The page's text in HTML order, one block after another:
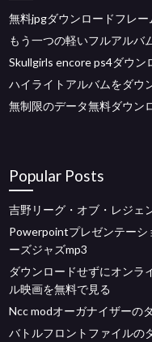
無料jpgダウンロードフレー
もう一つの軽いフルアルバ
Skullgirls encore ps4ダウン
ハイライトアルバムをダウ
無制限のデータ無料ダウン
Popular Posts
吉野リーグ・オブ・レジェ
Powerpointプレゼンテーシ
ーズジャズmp3
ダウンロードせずにオンラ
ル映画を無料で見る
Ncc modオーガナイザーの
バトルフロントファイルの